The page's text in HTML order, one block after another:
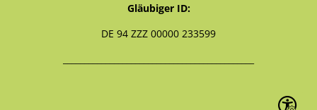
Gläubiger ID:
DE 94 ZZZ 00000 233599